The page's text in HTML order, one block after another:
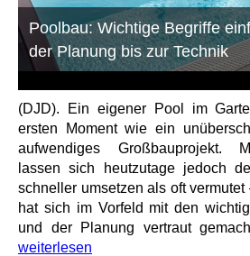
Poolbau: Wichtige Begriffe
der Planung bis zur Technik
(DJD). Ein eigener Pool im
ersten Moment wie ein
aufwendiges Großbauprojekt.
lassen sich heutzutage jedoch
schneller umsetzen als oft vermutet
hat sich im Vorfeld mit den
und der Planung vertraut
weiterlesen